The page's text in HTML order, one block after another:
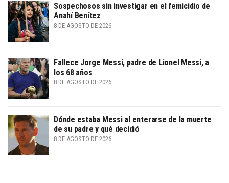
Sospechosos sin investigar en el femicidio de
Anahí Benítez
8 DE AGOSTO DE 2026
Fallece Jorge Messi, padre de Lionel Messi, a
los 68 años
8 DE AGOSTO DE 2026
Dónde estaba Messi al enterarse de la muerte
de su padre y qué decidió
8 DE AGOSTO DE 2026